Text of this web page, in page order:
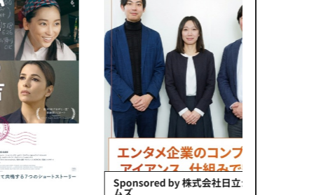
Sponsored by 株式会社日立システ